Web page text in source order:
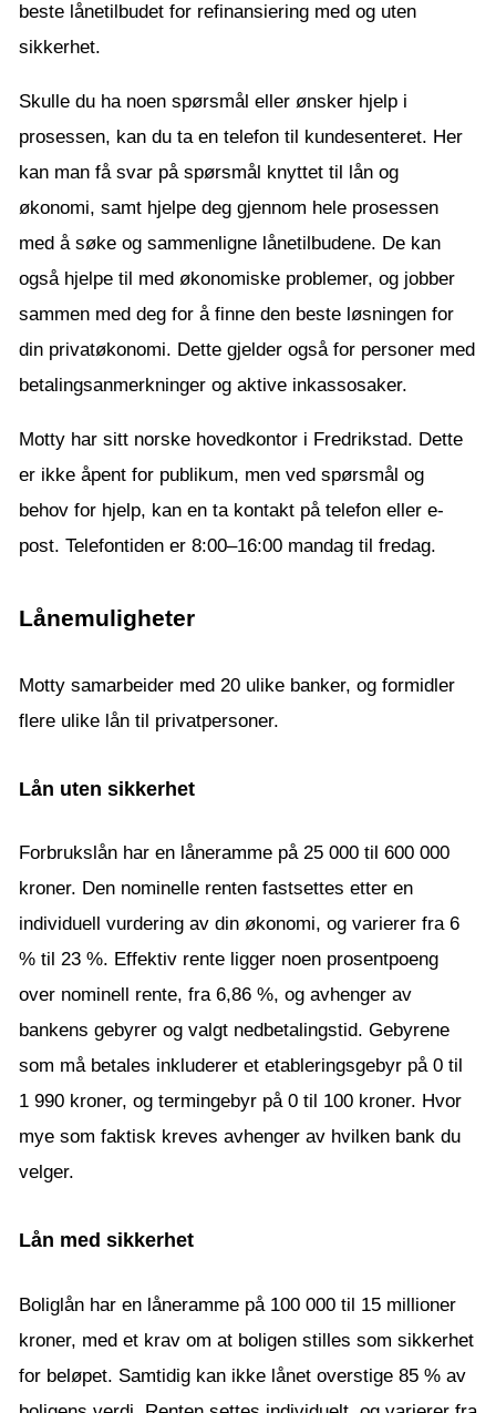
beste lånetilbudet for refinansiering med og uten
sikkerhet.
Skulle du ha noen spørsmål eller ønsker hjelp i
prosessen, kan du ta en telefon til kundesenteret. Her
kan man få svar på spørsmål knyttet til lån og
økonomi, samt hjelpe deg gjennom hele prosessen
med å søke og sammenligne lånetilbudene. De kan
også hjelpe til med økonomiske problemer, og jobber
sammen med deg for å finne den beste løsningen for
din privatøkonomi. Dette gjelder også for personer med
betalingsanmerkninger og aktive inkassosaker.
Motty har sitt norske hovedkontor i Fredrikstad. Dette
er ikke åpent for publikum, men ved spørsmål og
behov for hjelp, kan en ta kontakt på telefon eller e-
post. Telefontiden er 8:00–16:00 mandag til fredag.
Lånemuligheter
Motty samarbeider med 20 ulike banker, og formidler
flere ulike lån til privatpersoner.
Lån uten sikkerhet
Forbrukslån har en låneramme på 25 000 til 600 000
kroner. Den nominelle renten fastsettes etter en
individuell vurdering av din økonomi, og varierer fra 6
% til 23 %. Effektiv rente ligger noen prosentpoeng
over nominell rente, fra 6,86 %, og avhenger av
bankens gebyrer og valgt nedbetalingstid. Gebyrene
som må betales inkluderer et etableringsgebyr på 0 til
1 990 kroner, og termingebyr på 0 til 100 kroner. Hvor
mye som faktisk kreves avhenger av hvilken bank du
velger.
Lån med sikkerhet
Boliglån har en låneramme på 100 000 til 15 millioner
kroner, med et krav om at boligen stilles som sikkerhet
for beløpet. Samtidig kan ikke lånet overstige 85 % av